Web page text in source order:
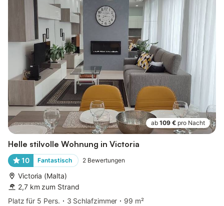
ab 109 € pro Nacht
Helle stilvolle Wohnung in Victoria
10 Fantastisch 2 Bewertungen
Victoria (Malta)
2,7 km zum Strand
Platz für 5 Pers.
3 Schlafzimmer
99 m²